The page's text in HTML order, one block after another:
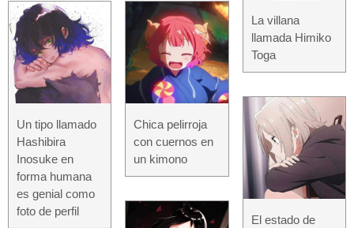
Un tipo llamado
Hashibira
Inosuke en
forma humana
es genial como
foto de perfil
Chica pelirroja
con cuernos en
un kimono
La villana
llamada Himiko
Toga
El estado de